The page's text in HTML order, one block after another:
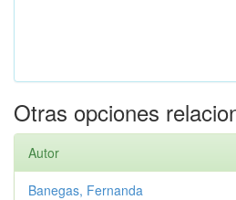
Otras opciones
Autor
Banegas, Fernanda